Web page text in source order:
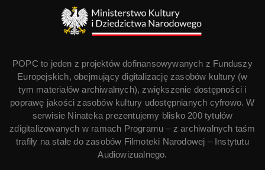
POPC to jeden z projektów dofinansowywanych z Funduszy
Europejskich, obejmujący digitalizację zasobów kultury (w
tym materiałów archiwalnych), zwiększenie dostępności i
poprawę jakości zasobów kultury udostępnianych cyfrowo. W
serwisie Ninateka prezentujemy blisko 200 tytułów
zdigitalizowanych w ramach Programu – z archiwalnych taśm
trafiły na stałe do zasobów Filmoteki Narodowej – Instytutu
Audiowizualnego.